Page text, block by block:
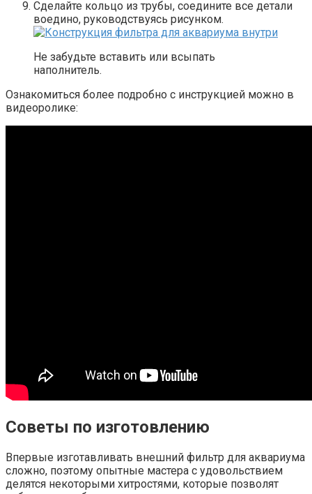
Сделайте кольцо из трубы, соедините все детали
воедино, руководствуясь рисунком.
Не забудьте вставить или всыпать
наполнитель.
Ознакомиться более подробно с инструкцией можно в
видеоролике:
Советы по изготовлению
Впервые изготавливать внешний фильтр для аквариума
сложно, поэтому опытные мастера с удовольствием
делятся некоторыми хитростями, которые позволят